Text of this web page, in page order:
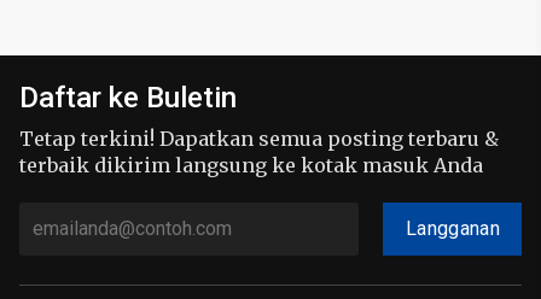
Daftar ke Buletin
Tetap terkini! Dapatkan semua posting terbaru &
terbaik dikirim langsung ke kotak masuk Anda
Langganan